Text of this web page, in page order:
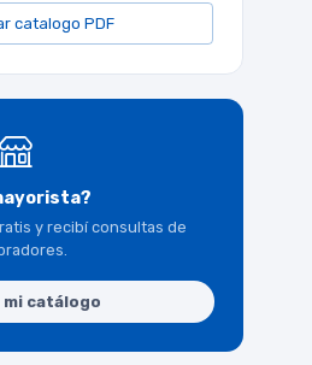
catalogo PDF
y recibí consultas de
catálogo